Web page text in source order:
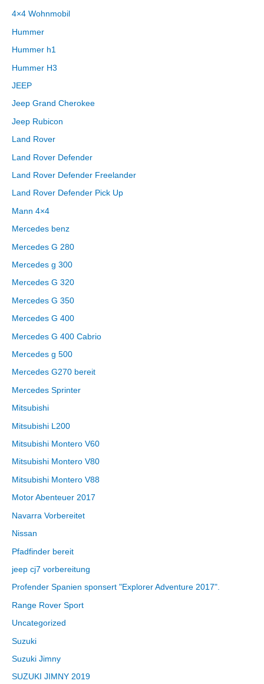
4×4 Wohnmobil
Hummer
Hummer h1
Hummer H3
JEEP
Jeep Grand Cherokee
Jeep Rubicon
Land Rover
Land Rover Defender
Land Rover Defender Freelander
Land Rover Defender Pick Up
Mann 4×4
Mercedes benz
Mercedes G 280
Mercedes g 300
Mercedes G 320
Mercedes G 350
Mercedes G 400
Mercedes G 400 Cabrio
Mercedes g 500
Mercedes G270 bereit
Mercedes Sprinter
Mitsubishi
Mitsubishi L200
Mitsubishi Montero V60
Mitsubishi Montero V80
Mitsubishi Montero V88
Motor Abenteuer 2017
Navarra Vorbereitet
Nissan
Pfadfinder bereit
jeep cj7 vorbereitung
Profender Spanien sponsert "Explorer Adventure 2017".
Range Rover Sport
Uncategorized
Suzuki
Suzuki Jimny
SUZUKI JIMNY 2019